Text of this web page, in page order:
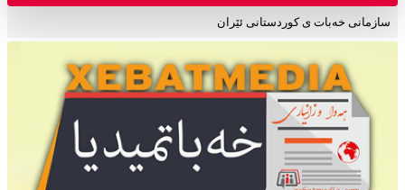
سازمانی خەبات ی کوردستانی ئێران